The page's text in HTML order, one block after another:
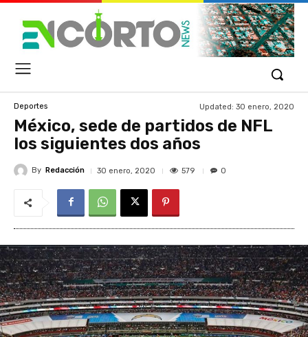
Deportes Updated: 30 enero, 2020
México, sede de partidos de NFL
los siguientes dos años
By Redacción 30 enero, 2020 579 0